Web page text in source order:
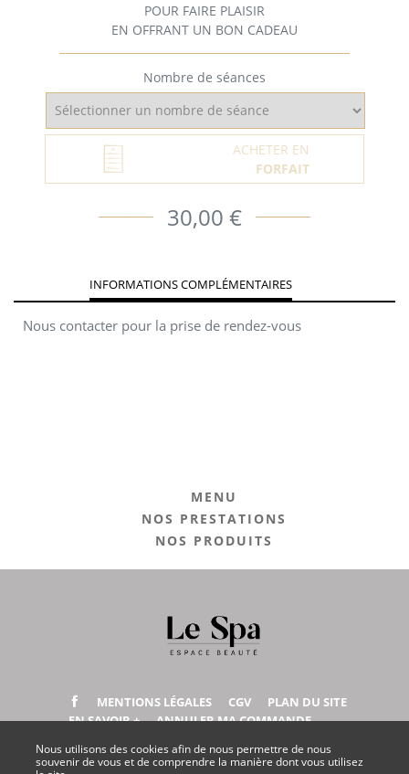
Nous utilisons des cookies afin de nous permettre de nous
souvenir de vous et de comprendre la manière dont vous utilisez
POUR FAIRE PLAISIR
EN OFFRANT UN BON CADEAU
Nombre de séances
ACHETER EN
FORFAIT
30,00 €
INFORMATIONS COMPLÉMENTAIRES
Nous contacter pour la prise de rendez-vous
MENU
NOS PRESTATIONS
NOS PRODUITS
MENTIONS LÉGALES CGV
PLAN DU SITE
EN SAVOIR +
ANNULER MA COMMANDE